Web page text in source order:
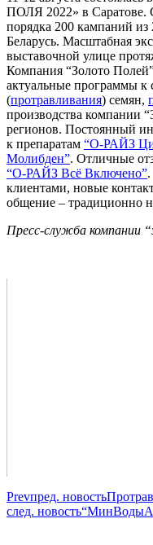
ПОЛЯ 2022» в Саратове.
порядка 200 кампаний
Беларусь. Масштабная
выставочной улице
Компания “Золото
актуальные программы к
(протравливания) семян,
производства компании
регионов. Постоянный
к препаратам “О-РАЙЗ
Молибден”. Отличные
“О-РАЙЗ Всё Включено”
клиентами, новые
общение – традиционно
Пресс-служба компании
Prevпред. новость
след. новость